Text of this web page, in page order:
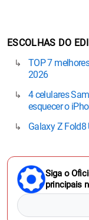
ESCOLHAS DO
TOP 7
2026
4 celulares
esquecer o
Galaxy Z Fold8
Siga o
principais